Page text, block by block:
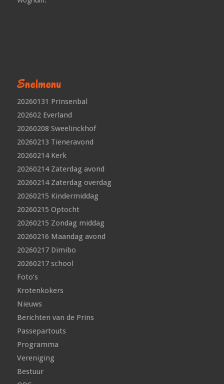
Snelmenu
20260131 Prinsenbal
202602 Everland
20260208 Sweelinckhof
20260213 Tieneravond
20260214 Kerk
20260214 Zaterdag avond
20260214 Zaterdag overdag
20260215 Kindermiddag
20260215 Optocht
20260215 Zondag middag
20260216 Maandag avond
20260217 Dimibo
20260217 school
Foto’s
Krotenkokers
Nieuws
Berichten van de Prins
Passepartouts
Programma
Vereniging
Bestuur